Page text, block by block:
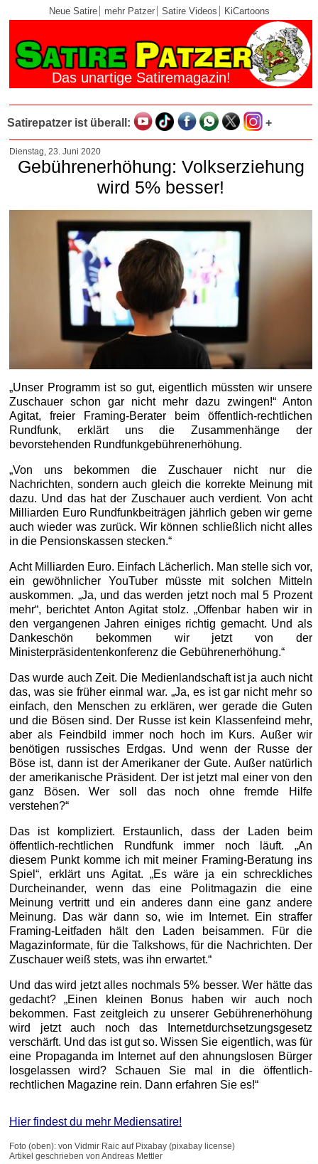
Neue Satire mehr Patzer Satire Videos KiCartoons
Das unartige Satiremagazin!
Satirepatzer ist überall: +
Dienstag, 23. Juni 2020
Gebührenerhöhung: Volkserziehung
wird 5% besser!
„Unser Programm ist so gut, eigentlich müssten wir unsere
Zuschauer schon gar nicht mehr dazu zwingen!“ Anton
Agitat, freier Framing-Berater beim öffentlich-rechtlichen
Rundfunk, erklärt uns die Zusammenhänge der
bevorstehenden Rundfunkgebührenerhöhung.
„Von uns bekommen die Zuschauer nicht nur die
Nachrichten, sondern auch gleich die korrekte Meinung mit
dazu. Und das hat der Zuschauer auch verdient. Von acht
Milliarden Euro Rundfunkbeiträgen jährlich geben wir gerne
auch wieder was zurück. Wir können schließlich nicht alles
in die Pensionskassen stecken.“
Acht Milliarden Euro. Einfach Lächerlich. Man stelle sich vor,
ein gewöhnlicher YouTuber müsste mit solchen Mitteln
auskommen. „Ja, und das werden jetzt noch mal 5 Prozent
mehr“, berichtet Anton Agitat stolz. „Offenbar haben wir in
den vergangenen Jahren einiges richtig gemacht. Und als
Dankeschön bekommen wir jetzt von der
Ministerpräsidentenkonferenz die Gebührenerhöhung.“
Das wurde auch Zeit. Die Medienlandschaft ist ja auch nicht
das, was sie früher einmal war. „Ja, es ist gar nicht mehr so
einfach, den Menschen zu erklären, wer gerade die Guten
und die Bösen sind. Der Russe ist kein Klassenfeind mehr,
aber als Feindbild immer noch hoch im Kurs. Außer wir
benötigen russisches Erdgas. Und wenn der Russe der
Böse ist, dann ist der Amerikaner der Gute. Außer natürlich
der amerikanische Präsident. Der ist jetzt mal einer von den
ganz Bösen. Wer soll das noch ohne fremde Hilfe
verstehen?“
Das ist kompliziert. Erstaunlich, dass der Laden beim
öffentlich-rechtlichen Rundfunk immer noch läuft. „An
diesem Punkt komme ich mit meiner Framing-Beratung ins
Spiel“, erklärt uns Agitat. „Es wäre ja ein schreckliches
Durcheinander, wenn das eine Politmagazin die eine
Meinung vertritt und ein anderes dann eine ganz andere
Meinung. Das wär dann so, wie im Internet. Ein straffer
Framing-Leitfaden hält den Laden beisammen. Für die
Magazinformate, für die Talkshows, für die Nachrichten. Der
Zuschauer weiß stets, was ihn erwartet.“
Und das wird jetzt alles nochmals 5% besser. Wer hätte das
gedacht? „Einen kleinen Bonus haben wir auch noch
bekommen. Fast zeitgleich zu unserer Gebührenerhöhung
wird jetzt auch noch das Internetdurchsetzungsgesetz
verschärft. Und das ist gut so. Wissen Sie eigentlich, was für
eine Propaganda im Internet auf den ahnungslosen Bürger
losgelassen wird? Schauen Sie mal in die öffentlich-
rechtlichen Magazine rein. Dann erfahren Sie es!“
Hier findest du mehr Mediensatire!
Foto (oben): von Vidmir Raic auf Pixabay (pixabay license)
Artikel geschrieben von Andreas Mettler